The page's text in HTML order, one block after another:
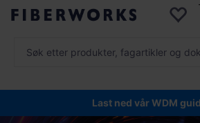
Last ned vår WDM